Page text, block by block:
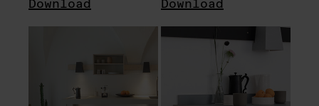
Download Download